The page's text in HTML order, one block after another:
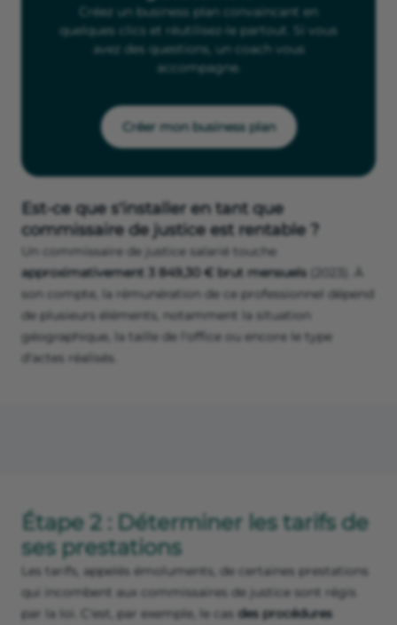
Créez un business plan convaincant en
quelques clics et réutilisez-le partout. Si vous
avez des questions, un coach vous
accompagne.
Créer mon business plan
Est-ce que s'installer en tant que
commissaire de justice est rentable ?
Un commissaire de justice salarié touche
approximativement 3 849,30 € brut mensuels
son compte, la rémunération de ce professionnel dépend
de plusieurs éléments, notamment la situation
géographique, la taille de l'office ou encore le type
d'actes réalisés.
Étape 2 : Déterminer les tarifs de
ses prestations
Les tarifs, appelés émoluments, de certaines prestations
qui incombent aux commissaires de justice sont régis
par la loi. C'est, par exemple, le cas des procédures